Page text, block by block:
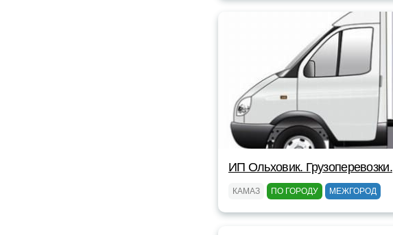
ИП Ольховик. Грузоперевозки.
КАМАЗ ПО ГОРОДУ МЕЖГОРОД